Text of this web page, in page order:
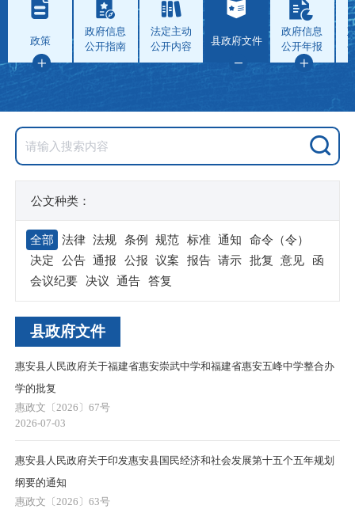
政策
政府信息
公开指南
法定主动
公开内容
县政府文件
政府信息
公开年报
公文种类：
全部 法律 法规 条例 规范 标准 通知
命令（令）
决定
公告 通报 公报 议案 报告 请示 批复 意见
函
会议纪要 决议 通告 答复
县政府文件
惠安县人民政府关于福建省惠安崇武中学和福建省惠安五峰中学整合办
学的批复
惠政文〔2026〕67号
2026-07-03
惠安县人民政府关于印发惠安县国民经济和社会发展第十五个五年规划
纲要的通知
惠政文〔2026〕63号